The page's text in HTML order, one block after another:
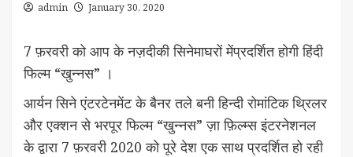
admin January 30, 2020
7 फ़रवरी को आप के नज़दीकी सिनेमाघरों मेंप्रदर्शित होगी हिंदी
फिल्म “खुन्नस” ।
आर्यन सिने एंटरटेनमेंट के बैनर तले बनी हिन्दी रोमांटिक थ्रिलर
और एक्शन से भरपूर फिल्म “खुन्नस” ज़ा फ़िल्म्स इंटरनेशनल
के द्वारा 7 फ़रवरी 2020 को पूरे देश एक साथ प्रदर्शित हो रही